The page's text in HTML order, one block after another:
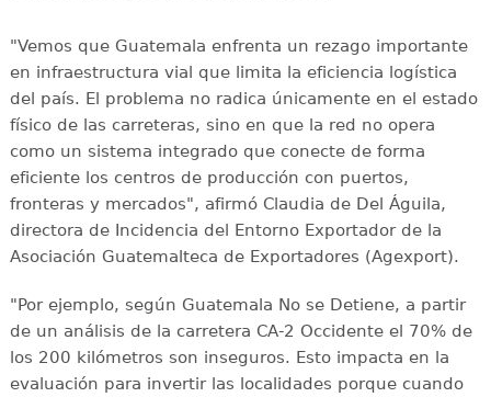
"Vemos que Guatemala enfrenta un rezago importante
en infraestructura vial que limita la eficiencia logística
del país. El problema no radica únicamente en el estado
físico de las carreteras, sino en que la red no opera
como un sistema integrado que conecte de forma
eficiente los centros de producción con puertos,
fronteras y mercados", afirmó Claudia de Del Águila,
directora de Incidencia del Entorno Exportador de la
Asociación Guatemalteca de Exportadores (Agexport).
"Por ejemplo, según Guatemala No se Detiene, a partir
de un análisis de la carretera CA-2 Occidente el 70% de
los 200 kilómetros son inseguros. Esto impacta en la
evaluación para invertir las localidades porque cuando